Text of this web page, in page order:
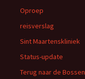
Oproep
reisverslag
Sint Maartenskliniek
Status-update
Terug naar de Bossen